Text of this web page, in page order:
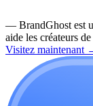
— BrandGhost est
aide les créateurs
Visitez maintenant